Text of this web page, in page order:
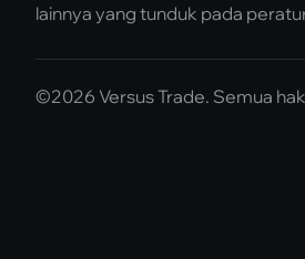
lainnya yang tunduk pada
©2026 Versus Trade. Semua